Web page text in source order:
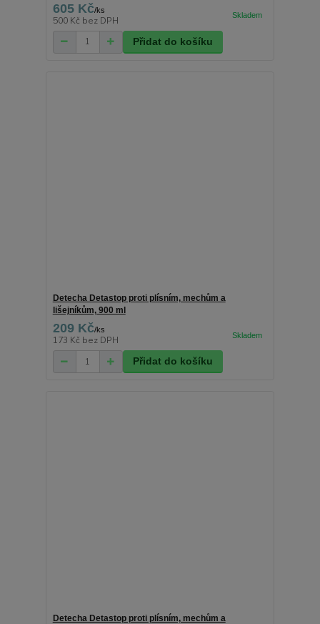
605 Kč/ks
500 Kč bez DPH
Přidat do košíku
Detecha Detastop proti plísním, mechům a
lišejníkům, 900 ml
209 Kč/ks
173 Kč bez DPH
Přidat do košíku
Detecha Detastop proti plísním, mechům a